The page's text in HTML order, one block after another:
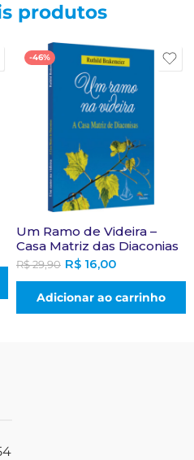
produtos
-46%
Um Ramo de Videira –
Casa Matriz das Diaconias
R$29,90 R$ 16,00
Adicionar ao carrinho